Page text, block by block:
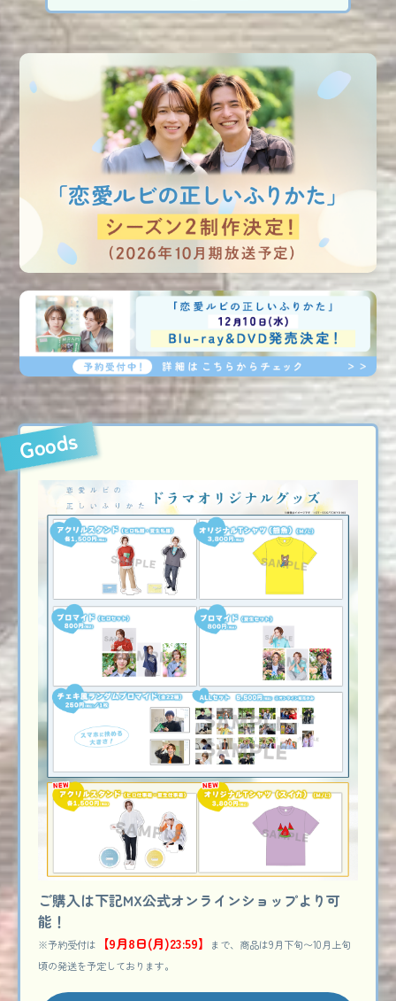
Goods
グッズ
ご購入は下記MX公式オンラインショップより可
能！
※予約受付は 【9月8日(月)23:59】
まで、商品は9月下旬〜10月上旬
頃の発送を予定しております。